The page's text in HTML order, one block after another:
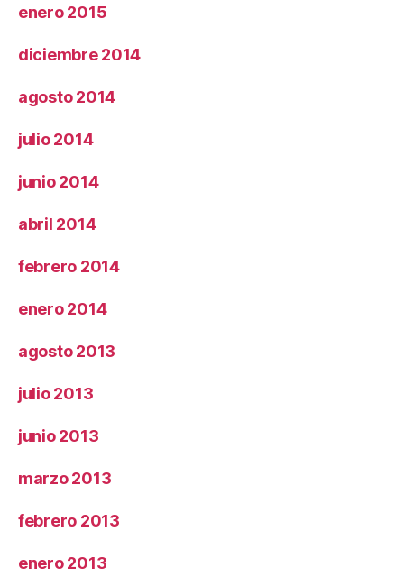
enero 2015
diciembre 2014
agosto 2014
julio 2014
junio 2014
abril 2014
febrero 2014
enero 2014
agosto 2013
julio 2013
junio 2013
marzo 2013
febrero 2013
enero 2013